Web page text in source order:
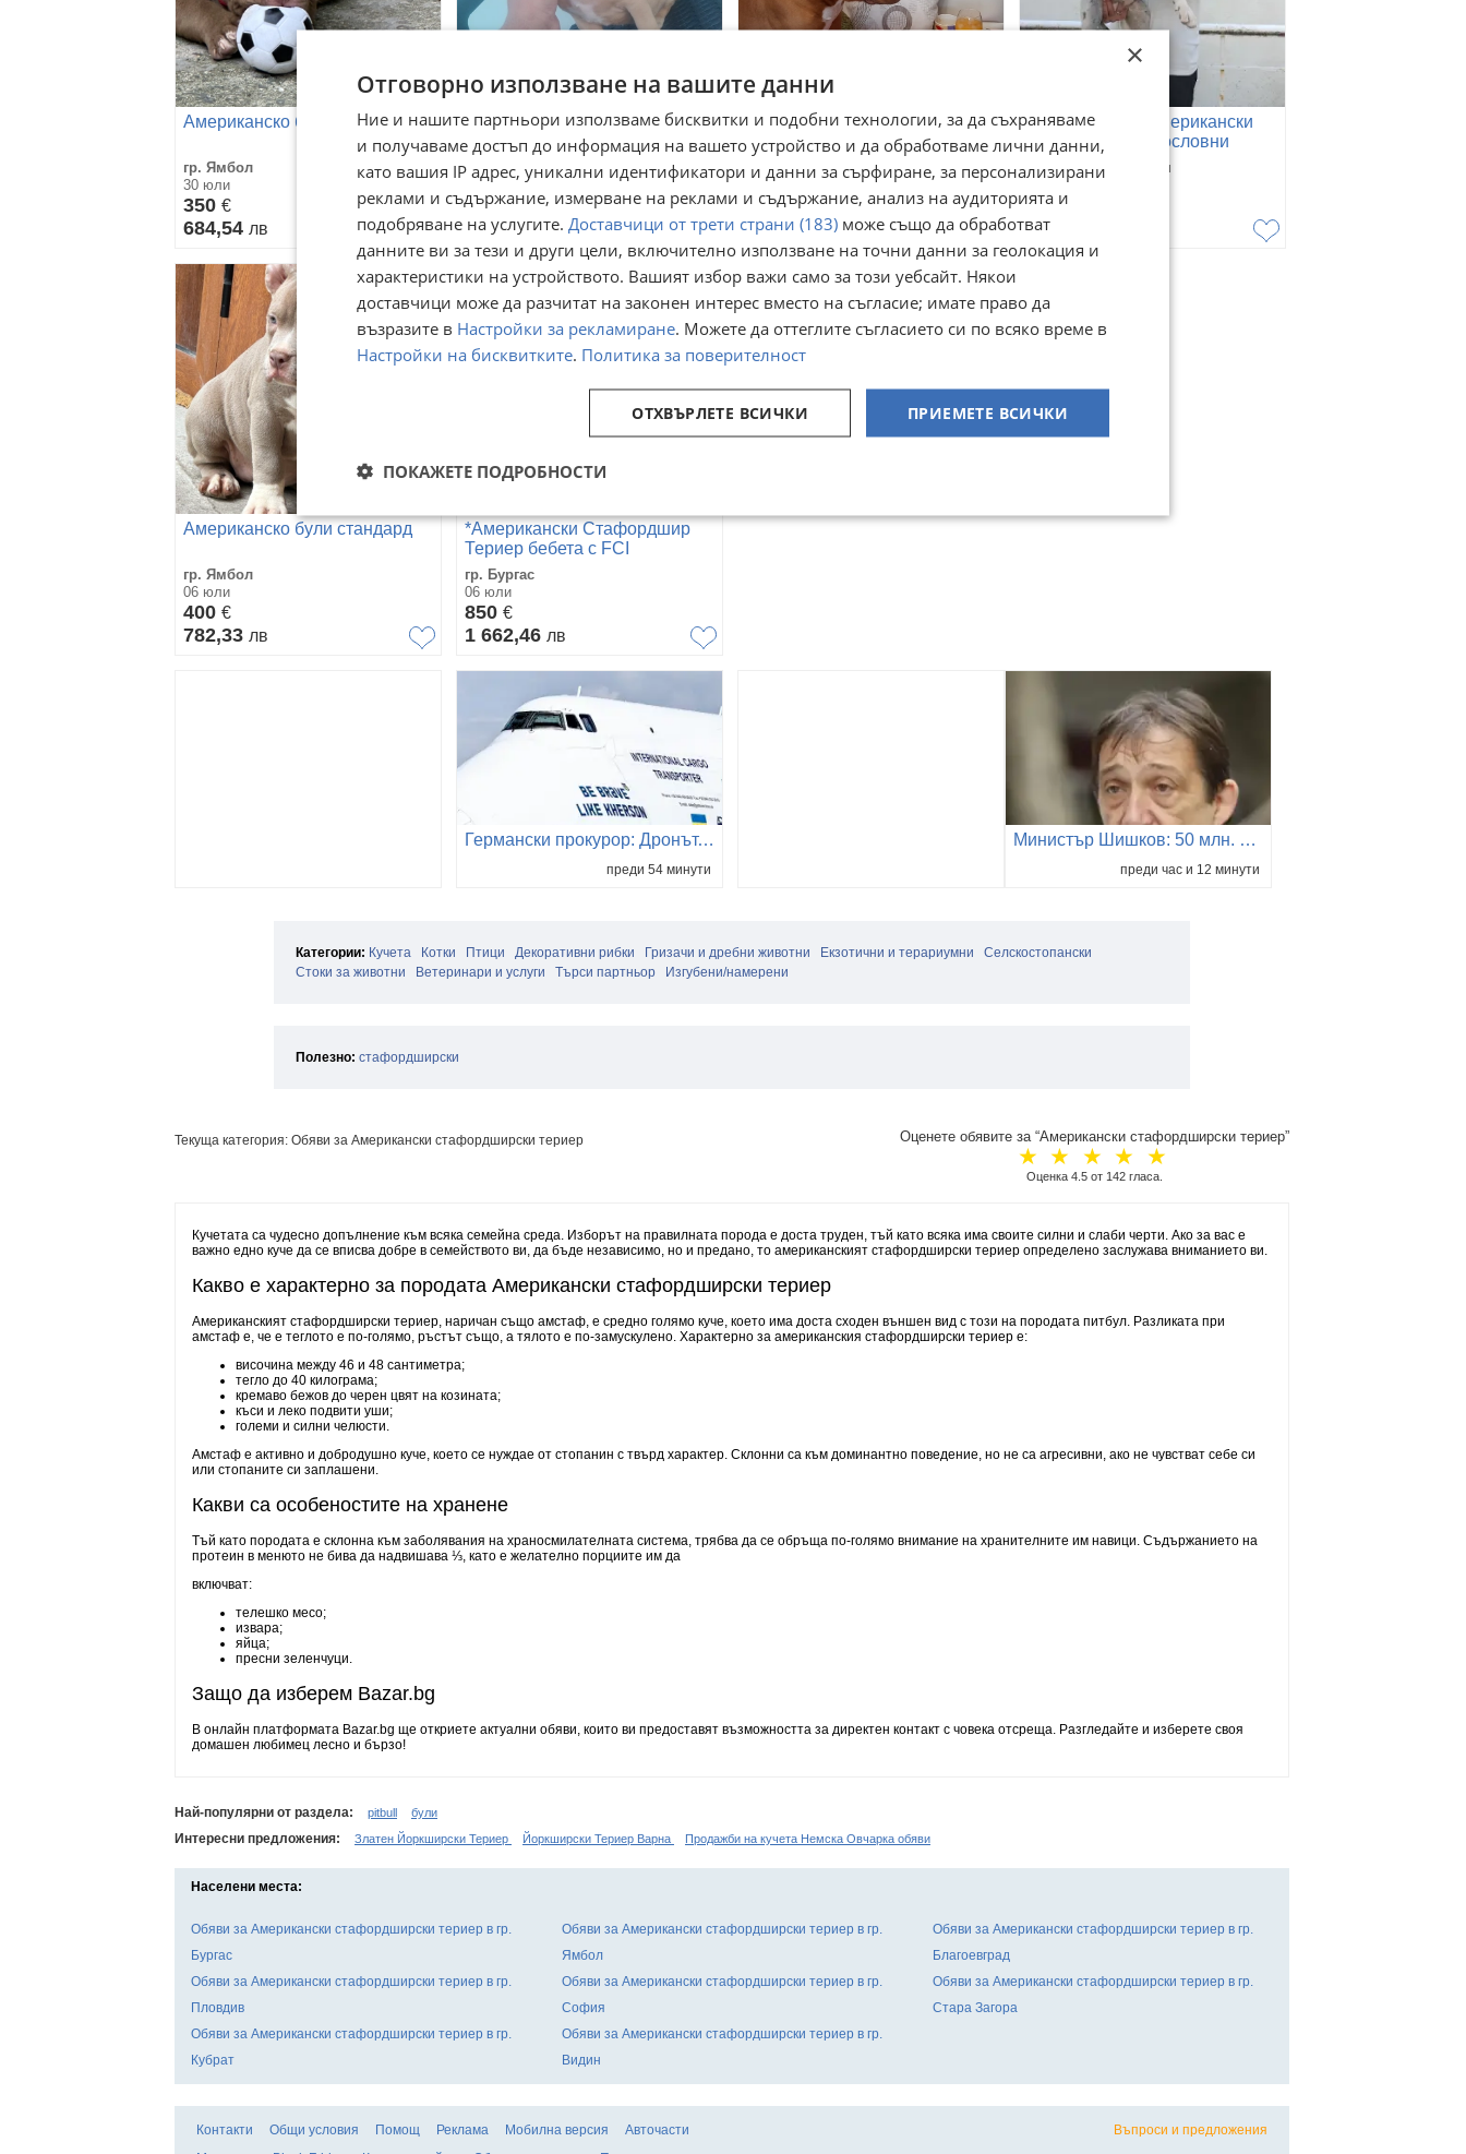
Американско були
гр. Ямбол
30 юли
350 €
684,54 лв
питбули с родословие
гр. Ямбол, Христо Ботев
27 юли
Договаряне
Търсим приятелка за Макс 5г.
стаф
гр. Пловдив, Прослав
22 юли
Договаряне
Свободни 2 Ж американски
булита хл от родословни
родители
гр. Никопол, Плевен
12 юли
1 000
1 955,83
Американско були стандард
гр. Ямбол
06 юли
400 €
782,33 лв
*Американски Стафордшир
Териер бебета с FCI
родословие- Jordan Staff
Kennel*
гр. Бургас
06 юли
850 €
1 662,46 лв
Германски прокурор: Дронът, открит на летището в Лайпциг, е бил снабден с професионален експлозив и детонатор
преди 54 минути
Министър Шишков: 50 млн. евро са платени от нашия джоб за застрахователни фирми, това е схема
преди час и 12 минути
Категории: Кучета Котки Птици Декоративни рибки Гризачи и дребни животни Екзотични и терариумни
Селскостопански
Стоки за животни
Ветеринари и услуги Търси партньор Изгубени/намерени
Полезно: стафордширски
Текуща категория: Обяви за Американски стафордширски териер Оценете обявите за “Американски стафордширски териер”
☆
☆
☆
☆
☆
Оценка 4.5 от 142 гласа.
Кучетата са чудесно допълнение към всяка семейна среда. Изборът на правилната порода е доста труден, тъй като всяка има своите силни и слаби черти. Ако за вас е
важно едно куче да се вписва добре в семейството ви, да бъде независимо, но и предано, то американският стафордширски териер определено заслужава вниманието ви.
Какво е характерно за породата Американски стафордширски териер
Американският стафордширски териер, наричан също амстаф, е средно голямо куче, което има доста сходен външен вид с този на породата питбул. Разликата при
амстаф е, че е теглото е по-голямо, ръстът също, а тялото е по-замускулено. Характерно за американския стафордширски териер е:
височина между 46 и 48 сантиметра;
тегло до 40 килограма;
кремаво бежов до черен цвят на козината;
къси и леко подвити уши;
големи и силни челюсти.
Амстаф е активно и добродушно куче, което се нуждае от стопанин с твърд характер. Склонни са към доминантно поведение, но не са агресивни, ако не чувстват себе си
или стопаните си заплашени.
Какви са особеностите на хранене
Тъй като породата е склонна към заболявания на храносмилателната система, трябва да се обръща по-голямо внимание на хранителните им навици. Съдържанието на
протеин в менюто не бива да надвишава ⅓, като е желателно порциите им да
включват:
телешко месо;
извара;
яйца;
пресни зеленчуци.
Защо да изберем Bazar.bg
В онлайн платформата Bazar.bg ще откриете актуални обяви, които ви предоставят възможността за директен контакт с човека отсреща. Разгледайте и изберете своя
домашен любимец лесно и бързо!
Най-популярни от раздела: pitbull були
Интересни предложения: Златен Йоркширски Териер Йоркширски Териер Варна Продажби на кучета Немска Овчарка обяви
Населени места:
Обяви за Американски стафордширски териер в гр.
Бургас
Обяви за Американски стафордширски териер в гр.
Ямбол
Обяви за Американски стафордширски териер в гр.
Благоевград
Обяви за Американски стафордширски териер в гр.
Пловдив
Обяви за Американски стафордширски териер в гр.
София
Обяви за Американски стафордширски териер в гр.
Стара Загора
Обяви за Американски стафордширски териер в гр.
Кубрат
Обяви за Американски стафордширски териер в гр.
Видин
Въпроси и предложения
Контакти Общи условия Помощ Реклама Мобилна версия
Авточасти
×
Отговорно използване на вашите данни
Ние и нашите партньори използваме бисквитки и подобни технологии, за да съхраняваме
и получаваме достъп до информация на вашето устройство и да обработваме лични данни,
като вашия IP адрес, уникални идентификатори и данни за сърфиране, за персонализирани
реклами и съдържание, измерване на реклами и съдържание, анализ на аудиторията и
подобряване на услугите. Доставчици от трети страни (183) може също да обработват
данните ви за тези и други цели, включително използване на точни данни за геолокация и
характеристики на устройството. Вашият избор важи само за този уебсайт. Някои
доставчици може да разчитат на законен интерес вместо на съгласие; имате право да
възразите в Настройки за рекламиране. Можете да оттеглите съгласието си по всяко време в
Настройки на бисквитките. Политика за поверителност
ПРИЕМЕТЕ ВСИЧКИ
ОТХВЪРЛЕТЕ ВСИЧКИ
ПОКАЖЕТЕ ПОДРОБНОСТИ